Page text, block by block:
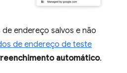
endereço salvos e não
de endereço de teste
automático.